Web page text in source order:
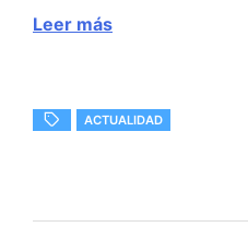
Leer más
ACTUALIDAD